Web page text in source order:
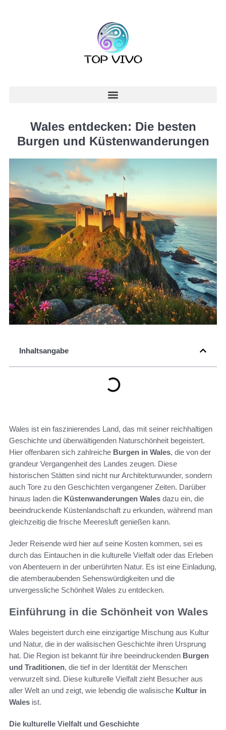
Wales entdecken: Die besten
Burgen und Küstenwanderungen
Inhaltsangabe
Wales ist ein faszinierendes Land, das mit seiner reichhaltigen
Geschichte und überwältigenden Naturschönheit begeistert.
Hier offenbaren sich zahlreiche Burgen in Wales, die von der
grandeur Vergangenheit des Landes zeugen. Diese
historischen Stätten sind nicht nur Architekturwunder, sondern
auch Tore zu den Geschichten vergangener Zeiten. Darüber
hinaus laden die Küstenwanderungen Wales dazu ein, die
beeindruckende Küstenlandschaft zu erkunden, während man
gleichzeitig die frische Meeresluft genießen kann.
Jeder Reisende wird hier auf seine Kosten kommen, sei es
durch das Eintauchen in die kulturelle Vielfalt oder das Erleben
von Abenteuern in der unberührten Natur. Es ist eine Einladung,
die atemberaubenden Sehenswürdigkeiten und die
unvergessliche Schönheit Wales zu entdecken.
Einführung in die Schönheit von Wales
Wales begeistert durch eine einzigartige Mischung aus Kultur
und Natur, die in der walisischen Geschichte ihren Ursprung
hat. Die Region ist bekannt für ihre beeindruckenden Burgen
und Traditionen, die tief in der Identität der Menschen
verwurzelt sind. Diese kulturelle Vielfalt zieht Besucher aus
aller Welt an und zeigt, wie lebendig die walisische Kultur in
Wales ist.
Die kulturelle Vielfalt und Geschichte